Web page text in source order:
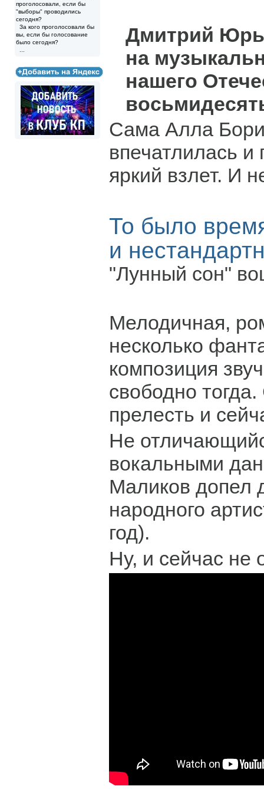
проголосовали, если бы
"выборы" проводились
сегодня?
За кого проголосовали бы
вы, если бы голосование
было сегодня?
Дмитрий
на
нашего
Сама Алла
впечатлилась
яркий взлет. И
То было
и
"Лунный сон"
Мелодичная,
несколько
композиция
свободно
прелесть и
Не
вокальными
Маликов допел
народного
год).
Ну, и сейчас не